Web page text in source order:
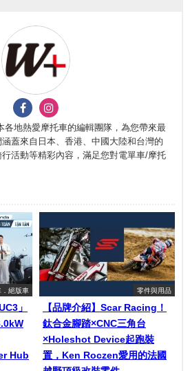
各地熱愛摩托車的編輯團隊，為您帶來最
蓋來自日本、香港、中國大陸和台灣的
活動等精彩內容，滿足您對電單車/摩托
．絕版車
」
Hub
零件與用品
【品牌介紹】Scar Racing！
鈦合金腳踏×CNC三角台
×Holeshot Device起跑裝
置，Ken Roczen愛用的法國